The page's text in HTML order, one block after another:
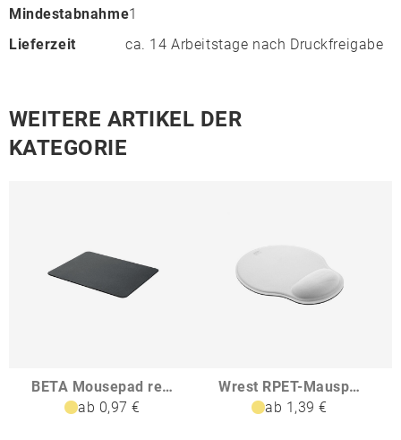
Mindestabnahme1
Lieferzeit
ca. 14 Arbeitstage nach Druckfreigabe
WEITERE ARTIKEL DER
KATEGORIE
BETA Mousepad recyceltes PU
ab 0,97 €
Wrest RPET-Mauspad
ab 1,39 €